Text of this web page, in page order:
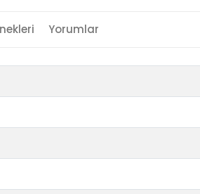
Yorumlar